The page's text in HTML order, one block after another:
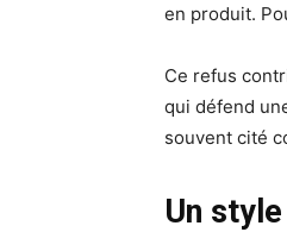
en produit.
Ce refus
qui défend
souvent cité
Un